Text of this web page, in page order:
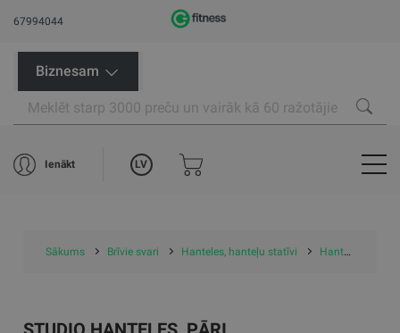
67994044
Biznesam
Ienākt LV
Sākums Brīvie svari Hanteles, hanteļu statīvi Hanteles, statīvi, komplekti (studio)